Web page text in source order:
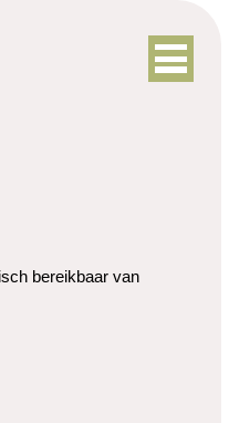
bereikbaar van